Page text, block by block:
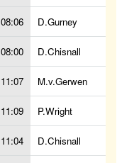
08:06 D.Gurney
08:00 D.Chisnall
11:07 M.v.Gerwen
11:09 P.Wright
11:04 D.Chisnall